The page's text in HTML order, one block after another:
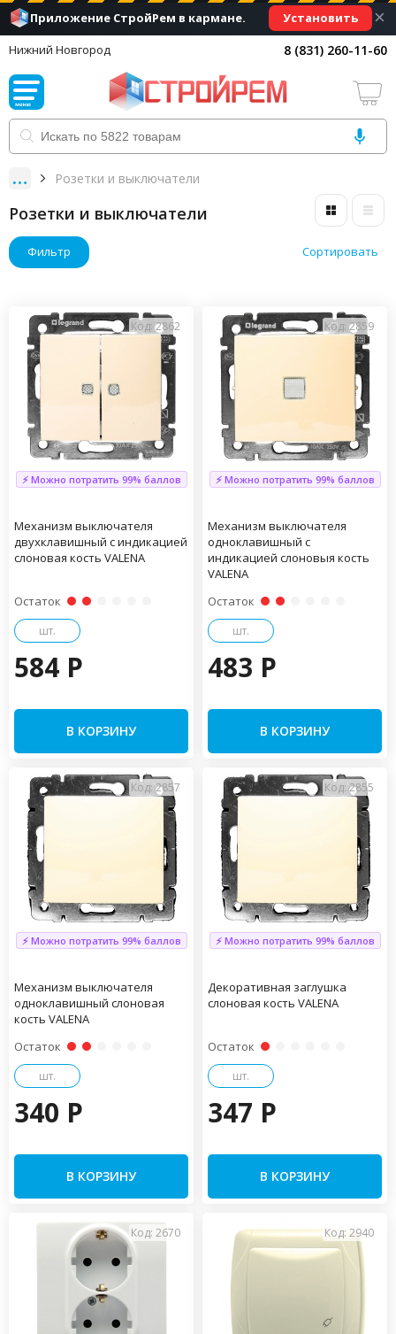
Приложение СтройРем в кармане. Установить ×
Нижний Новгород 8 (831) 260-11-60
Розетки и выключатели
Розетки и выключатели
Фильтр Сортировать
Код: 2862
⚡ Можно потратить 99% баллов
Механизм выключателя
двухклавишный с индикацией
слоновая кость VALENA
Остаток
шт.
584 P
В КОРЗИНУ
Код: 2859
⚡ Можно потратить 99% баллов
Механизм выключателя
одноклавишный с
индикацией слоновыя кость
VALENA
Остаток
шт.
483 P
В КОРЗИНУ
Код: 2857
⚡ Можно потратить 99% баллов
Механизм выключателя
одноклавишный слоновая
кость VALENA
Остаток
шт.
340 P
В КОРЗИНУ
Код: 2855
⚡ Можно потратить 99% баллов
Декоративная заглушка
слоновая кость VALENA
Остаток
шт.
347 P
В КОРЗИНУ
Код: 2670 Код: 2940